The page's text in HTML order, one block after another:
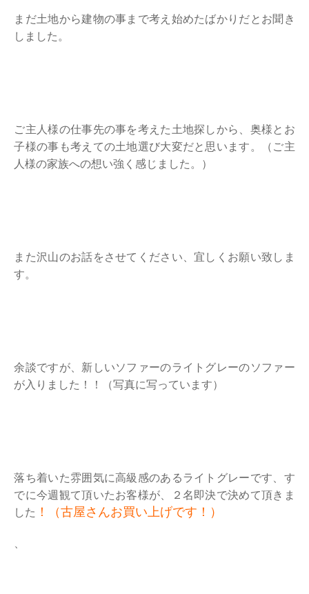
まだ土地から建物の事まで考え始めたばかりだとお聞き
しました。
ご主人様の仕事先の事を考えた土地探しから、奥様とお
子様の事も考えての土地選び大変だと思います。（ご主
人様の家族への想い強く感じました。）
また沢山のお話をさせてください、宜しくお願い致しま
す。
余談ですが、新しいソファーのライトグレーのソファー
が入りました！！（写真に写っています）
落ち着いた雰囲気に高級感のあるライトグレーです、す
でに今週観て頂いたお客様が、２名即決で決めて頂きま
した ！（古屋さんお買い上げです！）